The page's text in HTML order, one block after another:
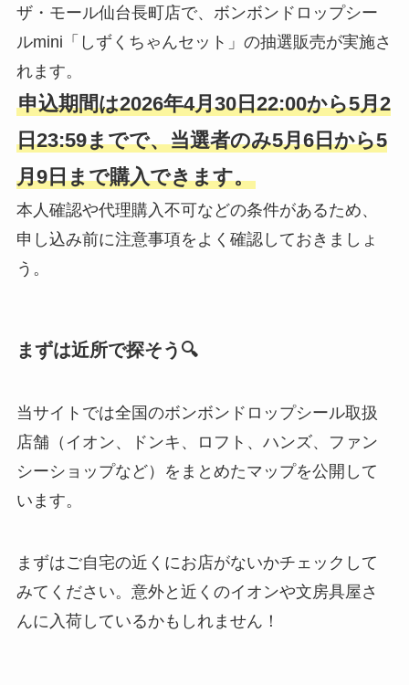
ザ・モール仙台長町店で、ボンボンドロップシー
ルmini「しずくちゃんセット」の抽選販売が実施さ
れます。
申込期間は2026年4月30日22:00から5月2
日23:59までで、当選者のみ5月6日から5
月9日まで購入できます。
本人確認や代理購入不可などの条件があるため、
申し込み前に注意事項をよく確認しておきましょ
う。
まずは近所で探そう🔍
当サイトでは全国のボンボンドロップシール取扱
店舗（イオン、ドンキ、ロフト、ハンズ、ファン
シーショップなど）をまとめたマップを公開して
います。
まずはご自宅の近くにお店がないかチェックして
みてください。意外と近くのイオンや文房具屋さ
んに入荷しているかもしれません！